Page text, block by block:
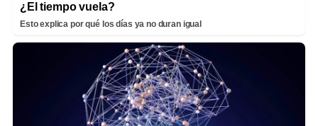
¿El tiempo vuela?
Esto explica por qué los días ya no duran igual